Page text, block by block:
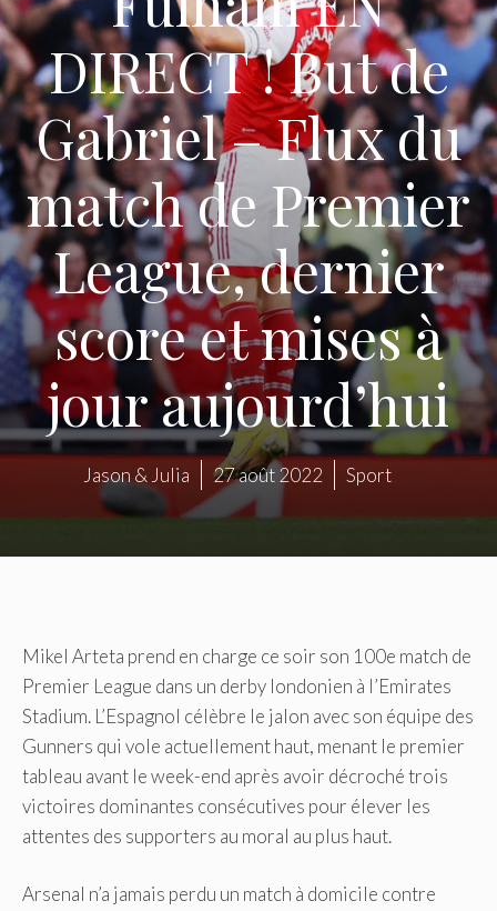
DIRECT ! But de
Gabriel – Flux du
match de Premier
League, dernier
score et mises à
jour aujourd’hui
Jason & Julia 27 août 2022 Sport
Mikel Arteta prend en charge ce soir son 100e match de
Premier League dans un derby londonien à l’Emirates
Stadium. L’Espagnol célèbre le jalon avec son équipe des
Gunners qui vole actuellement haut, menant le premier
tableau avant le week-end après avoir décroché trois
victoires dominantes consécutives pour élever les
attentes des supporters au moral au plus haut.
Arsenal n’a jamais perdu un match à domicile contre